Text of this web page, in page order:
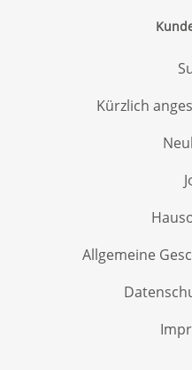
Kürzlich
Allgemeine